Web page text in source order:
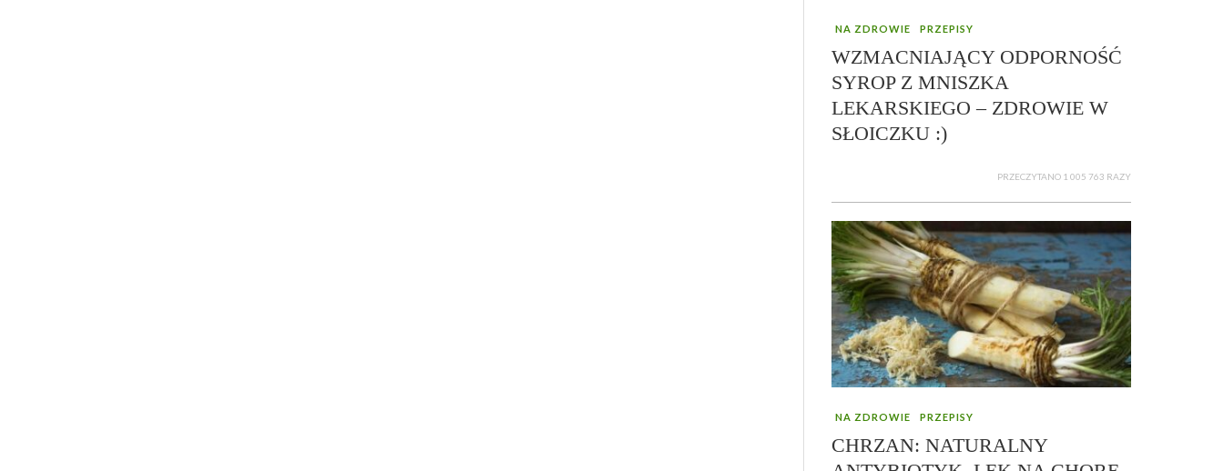
NA ZDROWIE PRZEPISY
WZMACNIAJĄCY ODPORNOŚĆ
SYROP Z MNISZKA
LEKARSKIEGO – ZDROWIE W
SŁOICZKU :)
PRZECZYTANO 1 005 763 RAZY
NA ZDROWIE PRZEPISY
CHRZAN: NATURALNY